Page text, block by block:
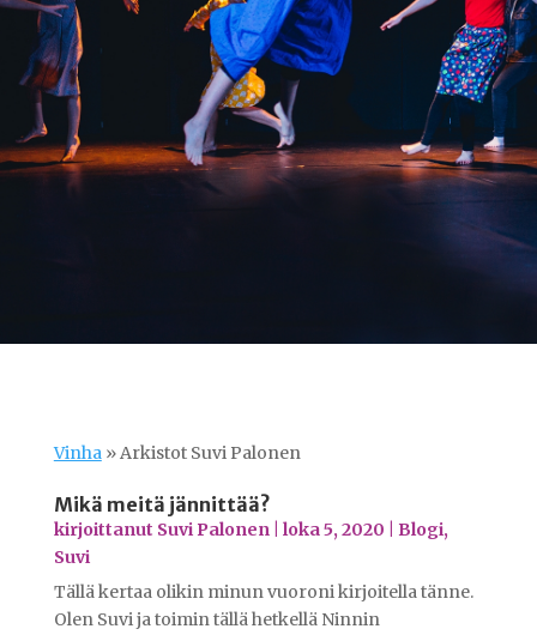
Vinha»Arkistot Suvi Palonen
Mikä meitä jännittää?
kirjoittanut Suvi Palonen| loka 5, 2020 Blogi,
Suvi
Tällä kertaa olikin minun vuoroni kirjoitella tänne.
Olen Suvi ja toimin tällä hetkellä Ninnin